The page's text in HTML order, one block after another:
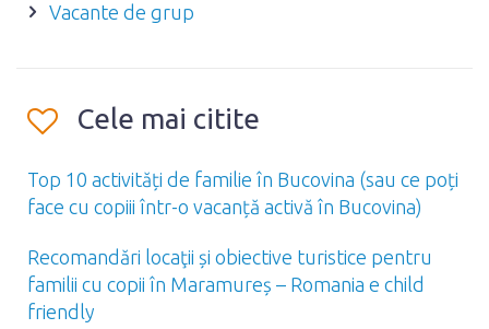
Vacante de grup
Cele mai citite
Top 10 activități de familie în Bucovina (sau ce poți
face cu copiii într-o vacanță activă în Bucovina)
Recomandări locaţii și obiective turistice pentru
familii cu copii în Maramureș – Romania e child
friendly